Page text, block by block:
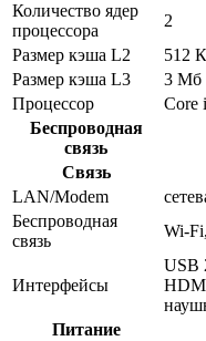
Количество ядер
процессора
2
Размер кэша L2
512
Размер кэша L3
3 Мб
Процессор
Core
Беспроводная
связь
Связь
LAN/Modem
Беспроводная
связь
Wi-
Интерфейсы
USB
Питание